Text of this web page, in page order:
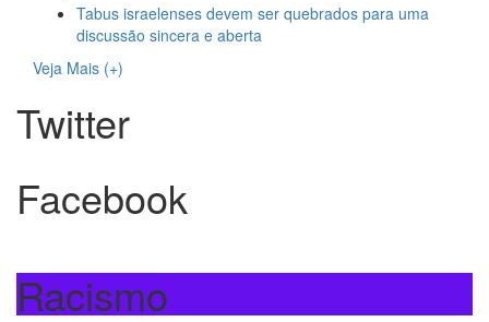
Tabus israelenses devem ser quebrados para uma
discussão sincera e aberta
Veja Mais (+)
Twitter
Facebook
Racismo